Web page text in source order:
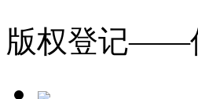
版权登记——